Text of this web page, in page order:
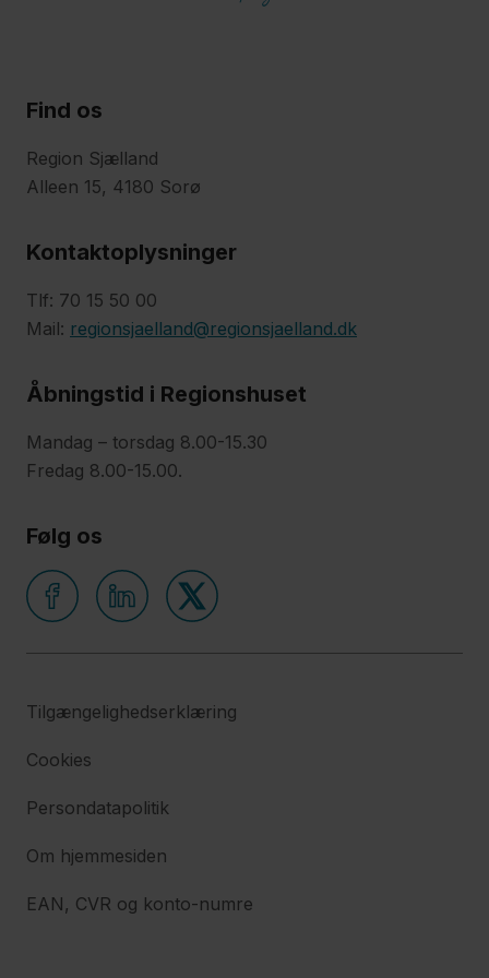
Vaccination
Fagfolk
Presse
Om
Kontakt
Find os
Region Sjælland
Alleen 15, 4180 Sorø
Kontaktoplysninger
Tlf: 70 15 50 00
Mail: regionsjaelland@regionsjaelland.dk
Åbningstid i Regionshuset
Mandag – torsdag 8.00-15.30
Fredag 8.00-15.00.
Følg os
Tilgængelighedserklæring
Cookies
Persondatapolitik
Om hjemmesiden
EAN, CVR og konto-numre